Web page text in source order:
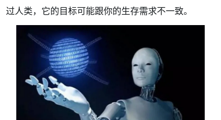
过人类，它的目标可能跟你的生存需求不一致。